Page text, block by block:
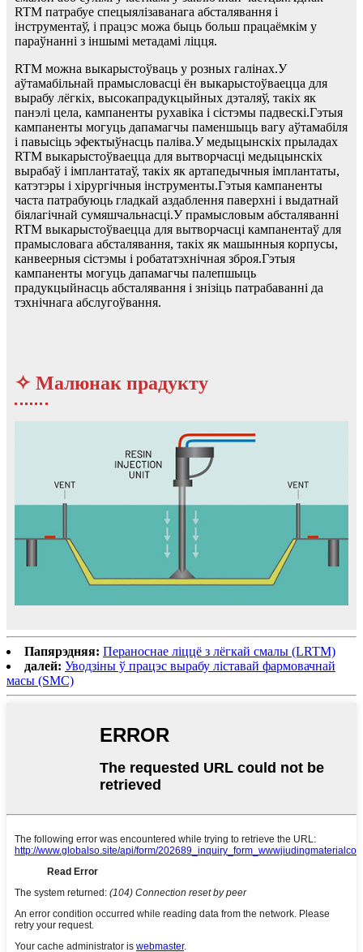
RTM патрабуе спецыялізаванага абсталявання і
інструментаў, і працэс можа быць больш працаёмкім у
параўнанні з іншымі метадамі ліцця.
RTM можна выкарыстоўваць у розных галінах.У
аўтамабільнай прамысловасці ён выкарыстоўваецца для
вырабу лёгкіх, высокапрадукцыйных дэталяў, такіх як
панэлі цела, кампаненты рухавіка і сістэмы падвескі.Гэтыя
кампаненты могуць дапамагчы паменшыць вагу аўтамабіля
і павысіць эфектыўнасць паліва.У медыцынскіх прыладах
RTM выкарыстоўваецца для вытворчасці медыцынскіх
вырабаў і імплантатаў, такіх як артапедычныя імплантаты,
катэтэры і хірургічныя інструменты.Гэтыя кампаненты
часта патрабуюць гладкай аздаблення паверхні і выдатнай
біялагічнай сумяшчальнасці.У прамысловым абсталяванні
RTM выкарыстоўваецца для вытворчасці кампанентаў для
прамысловага абсталявання, такіх як машынныя корпусы,
канвеерныя сістэмы і робататэхнічная зброя.Гэтыя
кампаненты могуць дапамагчы палепшыць
прадукцыйнасць абсталявання і знізіць патрабаванні да
тэхнічнага абслугоўвання.
✧ Малюнак прадукту
Папярэдняя: Пераноснае ліццё з лёгкай смалы (LRTM)
далей: Уводзіны ў працэс вырабу ліставай фармовачнай
масы (SMC)